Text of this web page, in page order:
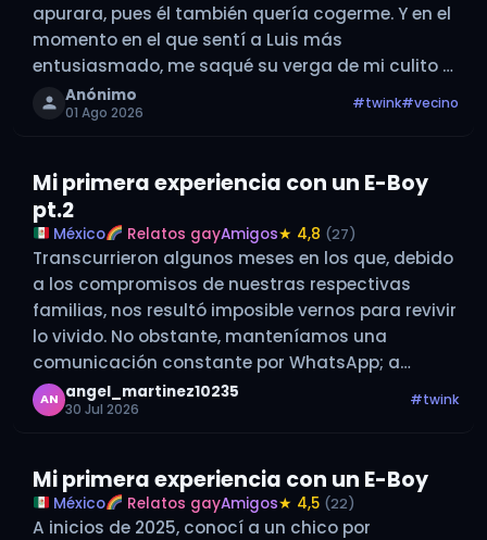
apurara, pues él también quería cogerme. Y en el
momento en el que sentí a Luis más
entusiasmado, me saqué su verga de mi culito y
le dije: —Vamos, David, ahora te toca…
Anónimo
01 Ago 2026
#twink#vecino
Mi primera experiencia con un E-Boy
pt.2
México Relatos gayAmigos★ 4,8 (27)
Transcurrieron algunos meses en los que, debido
a los compromisos de nuestras respectivas
familias, nos resultó imposible vernos para revivir
lo vivido. No obstante, manteníamos una
comunicación constante por WhatsApp; a
través de esta vía intercambiábamos
fotografías, videos y cualquier ocurrencia,
reencuentro. Él…
AN angel_martinez10235
30 Jul 2026
#twink
Mi primera experiencia con un E-Boy
México Relatos gayAmigos★ 4,5 (22)
A inicios de 2025, conocí a un chico por